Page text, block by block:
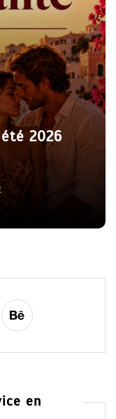
2026
en